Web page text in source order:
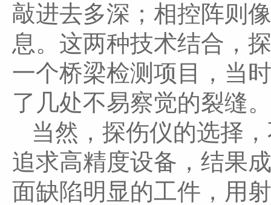
敲进去多深；相控阵则
息。这两种技术结合，
一个桥梁检测项目，当
了几处不易察觉的裂缝。
当然，探伤仪的选择
追求高精度设备，结果
面缺陷明显的工件，用